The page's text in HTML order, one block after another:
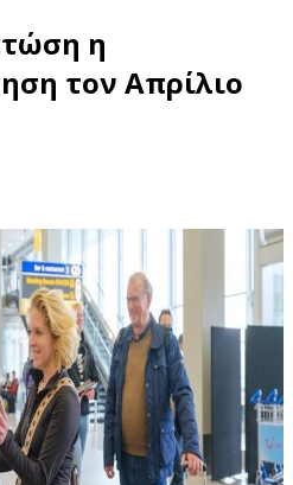
η
τον Απρίλιο